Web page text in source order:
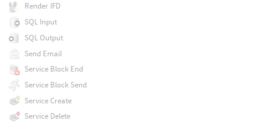
Render IFD
SQL Input
SQL Output
Send Email
Service Block End
Service Block Send
Service Create
Service Delete